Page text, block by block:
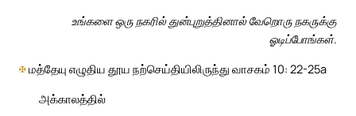
உங்களை ஒரு நகரில் துன்புறுத்தினால் வேறொரு நகருக்கு
ஓடிப்போங்கள்.
✠மத்தேயு எழுதிய தூய நற்செய்தியிலிருந்து வாசகம் 10: 22-25a
அக்காலத்தில்